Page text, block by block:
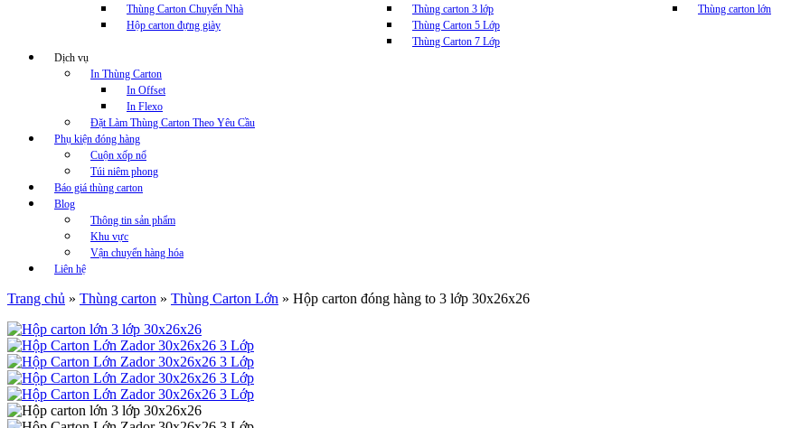
Thùng Carton Chuyển Nhà
Hộp carton đựng giày
Thùng carton 3 lớp
Thùng Carton 5 Lớp
Thùng Carton 7 Lớp
Thùng carton lớn
Dịch vụ
In Thùng Carton
In Offset
In Flexo
Đặt Làm Thùng Carton Theo Yêu Cầu
Phụ kiện đóng hàng
Cuộn xốp nổ
Túi niêm phong
Báo giá thùng carton
Blog
Thông tin sản phẩm
Khu vực
Vận chuyển hàng hóa
Liên hệ
Trang chủ » Thùng carton » Thùng Carton Lớn » Hộp carton đóng hàng to 3 lớp 30x26x26